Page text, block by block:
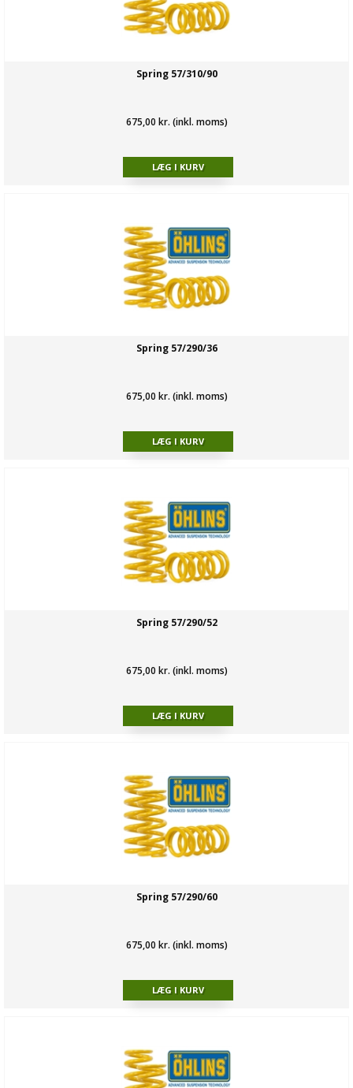
Spring 57/310/90
675,00 kr. (inkl. moms)
Spring 57/290/36
675,00 kr. (inkl. moms)
Spring 57/290/52
675,00 kr. (inkl. moms)
Spring 57/290/60
675,00 kr. (inkl. moms)